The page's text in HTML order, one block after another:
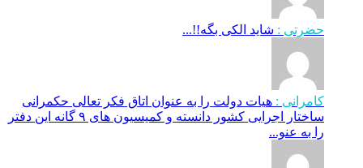
حضرتی : شاید الکی بگه!!...
کامرانی : هیات دولت را به عنوان اتاق فکر تعالی حکمرانی
ساختار اجرایی کشور دانسته و کمیسیون های ۹ گانه این دفتر
را به عنو...